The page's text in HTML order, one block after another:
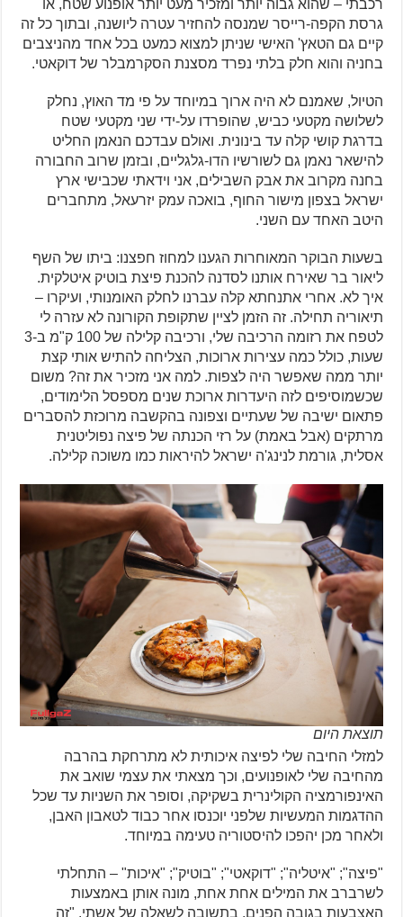
רכבתי – שהוא גבוה יותר ומזכיר מעט יותר אופנוע שטח, או
גרסת הקפה-רייסר שמנסה להחזיר עטרה ליושנה, ובתוך כל זה
קיים גם הטאץ' האישי שניתן למצוא כמעט בכל אחד מהניצבים
בחניה והוא חלק בלתי נפרד מסצנת הסקרמבלר של דוקאטי.
הטיול, שאמנם לא היה ארוך במיוחד על פי מד האוץ, נחלק
לשלושה מקטעי כביש, שהופרדו על-ידי שני מקטעי שטח
בדרגת קושי קלה עד בינונית. ואולם עבדכם הנאמן החליט
להישאר נאמן גם לשורשיו הדו-גלגליים, ובזמן שרוב החבורה
בחנה מקרוב את אבק השבילים, אני וידאתי שכבישי ארץ
ישראל בצפון מישור החוף, בואכה עמק יזרעאל, מתחברים
היטב האחד עם השני.
בשעות הבוקר המאוחרות הגענו למחוז חפצנו: ביתו של השף
ליאור בר שאירח אותנו לסדנה להכנת פיצת בוטיק איטלקית.
איך לא. אחרי אתנחתא קלה עברנו לחלק האומנותי, ועיקרו –
תיאוריה תחילה. זה הזמן לציין שתקופת הקורונה לא עזרה לי
לטפח את רזומה הרכיבה שלי, ורכיבה קלילה של 100 ק"מ ב-3
שעות, כולל כמה עצירות ארוכות, הצליחה להתיש אותי קצת
יותר ממה שאפשר היה לצפות. למה אני מזכיר את זה? משום
שכשמוסיפים לזה היעדרות ארוכת שנים מספסל הלימודים,
פתאום ישיבה של שעתיים וצפונה בהקשבה מרוכזת להסברים
מרתקים (אבל באמת) על רזי הכנתה של פיצה נפוליטנית
אסלית, גורמת לנינג'ה ישראל להיראות כמו משוכה קלילה.
תוצאת היום
למזלי החיבה שלי לפיצה איכותית לא מתרחקת בהרבה
מהחיבה שלי לאופנועים, וכך מצאתי את עצמי שואב את
האינפורמציה הקולינרית בשקיקה, וסופר את השניות עד שכל
ההדגמות המעשיות שלפני יוכנסו אחר כבוד לטאבון האבן,
ולאחר מכן יהפכו להיסטוריה טעימה במיוחד.
"פיצה"; "איטליה"; "דוקאטי"; "בוטיק"; "איכות" – התחלתי
לשרברב את המילים אחת אחת, מונה אותן באמצעות
האצבעות בגובה הפנים, בתשובה לשאלה של אשתי. "זה